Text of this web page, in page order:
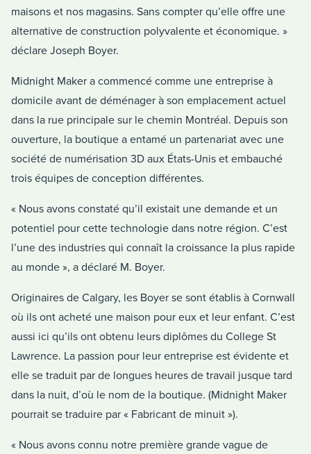
maisons et nos magasins. Sans compter qu’elle offre une
alternative de construction polyvalente et économique. »
déclare Joseph Boyer.
Midnight Maker a commencé comme une entreprise à
domicile avant de déménager à son emplacement actuel
dans la rue principale sur le chemin Montréal. Depuis son
ouverture, la boutique a entamé un partenariat avec une
société de numérisation 3D aux États-Unis et embauché
trois équipes de conception différentes.
« Nous avons constaté qu’il existait une demande et un
potentiel pour cette technologie dans notre région. C’est
l’une des industries qui connaît la croissance la plus rapide
au monde », a déclaré M. Boyer.
Originaires de Calgary, les Boyer se sont établis à Cornwall
où ils ont acheté une maison pour eux et leur enfant. C’est
aussi ici qu’ils ont obtenu leurs diplômes du College St
Lawrence. La passion pour leur entreprise est évidente et
elle se traduit par de longues heures de travail jusque tard
dans la nuit, d’où le nom de la boutique. (Midnight Maker
pourrait se traduire par « Fabricant de minuit »).
« Nous avons connu notre première grande vague de